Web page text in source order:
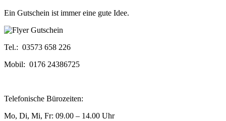
Ein Gutschein ist immer eine gute Idee.
Tel.: 03573 658 226
Mobil: 0176 24386725
Telefonische Bürozeiten:
Mo, Di, Mi, Fr: 09.00 – 14.00 Uhr